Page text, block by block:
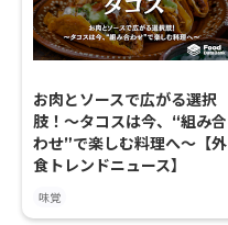
お肉とソースで広がる選択
肢！〜タコスは今、“組み合
わせ”で楽しむ料理へ〜【外
食トレンドニュース】
味覚